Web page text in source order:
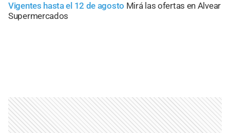
Vigentes hasta el 12 de agosto Mirá las ofertas en Alvear
Supermercados